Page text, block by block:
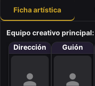
Ficha artística
Equipo creativo principal:
Dirección
Guión